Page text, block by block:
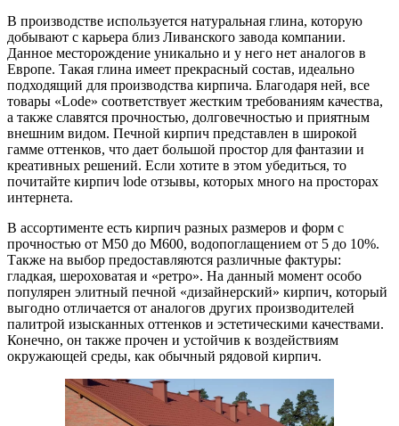
В производстве используется натуральная глина, которую
добывают с карьера близ Ливанского завода компании.
Данное месторождение уникально и у него нет аналогов в
Европе. Такая глина имеет прекрасный состав, идеально
подходящий для производства кирпича. Благодаря ней, все
товары «Lode» соответствует жестким требованиям качества,
а также славятся прочностью, долговечностью и приятным
внешним видом. Печной кирпич представлен в широкой
гамме оттенков, что дает большой простор для фантазии и
креативных решений. Если хотите в этом убедиться, то
почитайте кирпич lode отзывы, которых много на просторах
интернета.
В ассортименте есть кирпич разных размеров и форм с
прочностью от М50 до М600, водопоглащением от 5 до 10%.
Также на выбор предоставляются различные фактуры:
гладкая, шероховатая и «ретро». На данный момент особо
популярен элитный печной «дизайнерский» кирпич, который
выгодно отличается от аналогов других производителей
палитрой изысканных оттенков и эстетическими качествами.
Конечно, он также прочен и устойчив к воздействиям
окружающей среды, как обычный рядовой кирпич.